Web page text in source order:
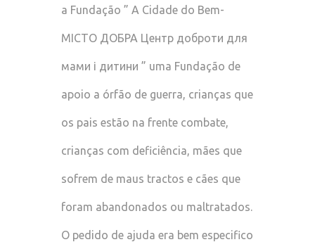
a Fundação ” A Cidade do Bem-
МІСТО ДОБРА Центр доброти для
мами і дитини ” uma Fundação de
apoio a órfão de guerra, crianças que
os pais estão na frente combate,
crianças com deficiência, mães que
sofrem de maus tractos e cães que
foram abandonados ou maltratados.
O pedido de ajuda era bem especifico